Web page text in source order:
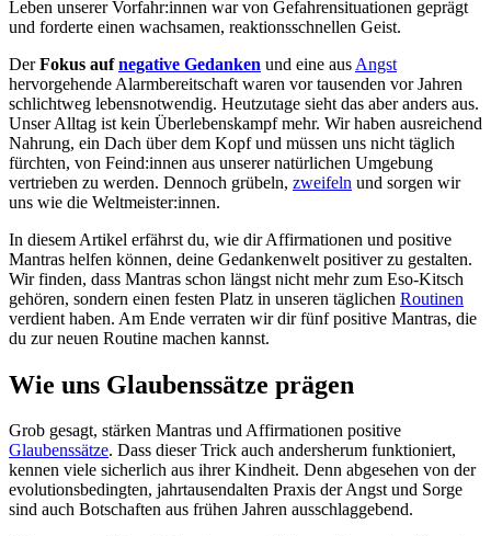
Leben unserer Vorfahr:innen war von Gefahrensituationen geprägt
und forderte einen wachsamen, reaktionsschnellen Geist.
DerFokus aufnegative Gedanken und eine aus Angst
hervorgehende Alarmbereitschaft waren vor tausenden vor Jahren
schlichtweg lebensnotwendig. Heutzutage sieht das aber anders aus.
Unser Alltag ist kein Überlebenskampf mehr. Wir haben ausreichend
Nahrung, ein Dach über dem Kopf und müssen uns nicht täglich
fürchten, von Feind:innen aus unserer natürlichen Umgebung
vertrieben zu werden. Dennoch grübeln, zweifeln und sorgen wir
uns wie die Weltmeister:innen.
In diesem Artikel erfährst du, wie dir Affirmationen und positive
Mantras helfen können, deine Gedankenwelt positiver zu gestalten.
Wir finden, dass Mantras schon längst nicht mehr zum Eso-Kitsch
gehören, sondern einen festen Platz in unseren täglichen Routinen
verdient haben. Am Ende verraten wir dir fünf positive Mantras, die
du zur neuen Routine machen kannst.
Wie uns Glaubenssätze prägen
Grob gesagt, stärken Mantras und Affirmationen positive
Glaubenssätze. Dass dieser Trick auch andersherum funktioniert,
kennen viele sicherlich aus ihrer Kindheit. Denn abgesehen von der
evolutionsbedingten, jahrtausendalten Praxis der Angst und Sorge
sind auch Botschaften aus frühen Jahren ausschlaggebend.